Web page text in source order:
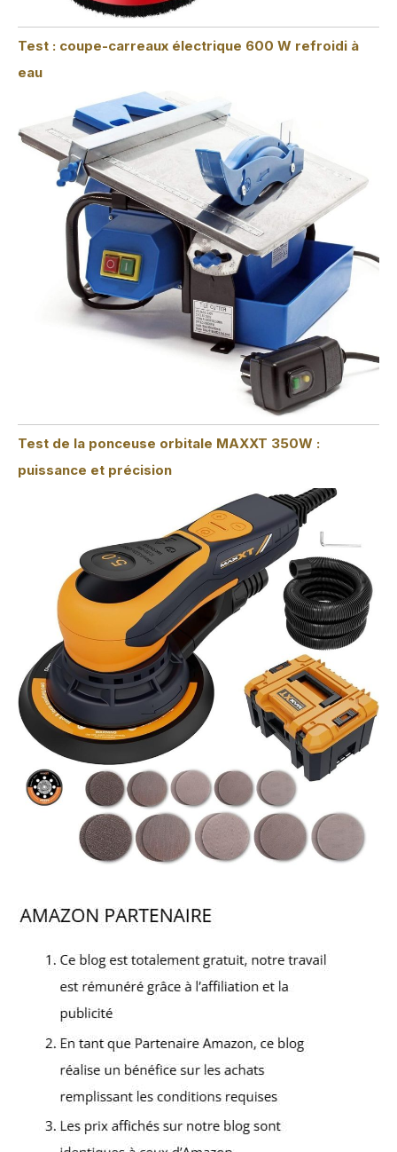
Test : coupe-carreaux électrique 600 W refroidi à
eau
Test de la ponceuse orbitale MAXXT 350W :
puissance et précision